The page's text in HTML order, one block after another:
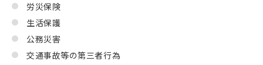
労災保険
生活保護
公務災害
交通事故等の第三者行為